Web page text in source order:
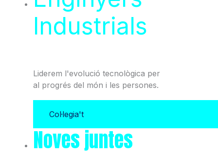
Industrials
Liderem l'evolució tecnològica per
al progrés del món i les persones.
Col·legia't
Noves juntes